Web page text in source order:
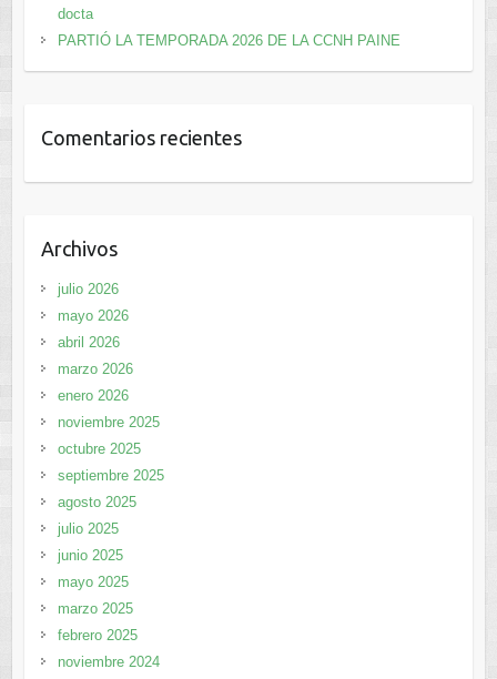
docta
PARTIÓ LA TEMPORADA 2026 DE LA CCNH PAINE
Comentarios recientes
Archivos
julio 2026
mayo 2026
abril 2026
marzo 2026
enero 2026
noviembre 2025
octubre 2025
septiembre 2025
agosto 2025
julio 2025
junio 2025
mayo 2025
marzo 2025
febrero 2025
noviembre 2024